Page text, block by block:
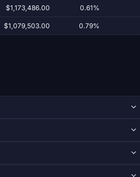
$1,173,486.00 0.61%
$1,079,503.00 0.79%